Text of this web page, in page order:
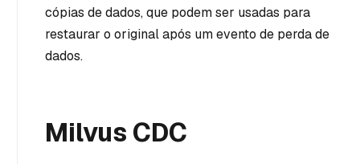
cópias de dados, que podem ser usadas para
restaurar o original após um evento de perda de
dados.
Milvus CDC